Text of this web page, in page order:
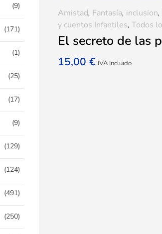
El secreto de las
15,00€ IVA Incluido
Amistad, Fantasía, inclusion,
y cuentos Infantiles,Todos
(9)
(171)
(1)
(25)
(17)
(9)
(129)
(124)
(491)
(250)